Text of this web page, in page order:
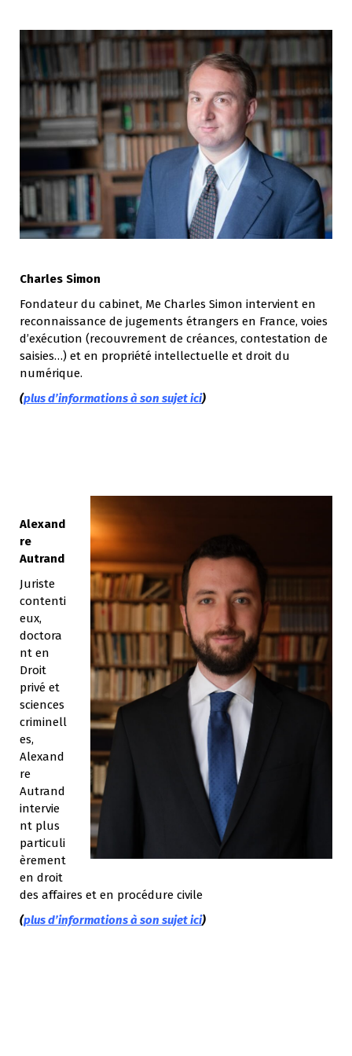
Charles Simon
Fondateur du cabinet, Me Charles Simon intervient en
reconnaissance de jugements étrangers en France, voies
d’exécution (recouvrement de créances, contestation de
saisies…) et en propriété intellectuelle et droit du
numérique.
(plus d’informations à son sujet ici)
Alexand
re
Autrand
Juriste
contenti
eux,
doctora
nt en
Droit
privé et
sciences
criminell
es,
Alexand
re
Autrand
intervie
nt plus
particuli
èrement
en droit
des affaires et en procédure civile
(plus d’informations à son sujet ici)